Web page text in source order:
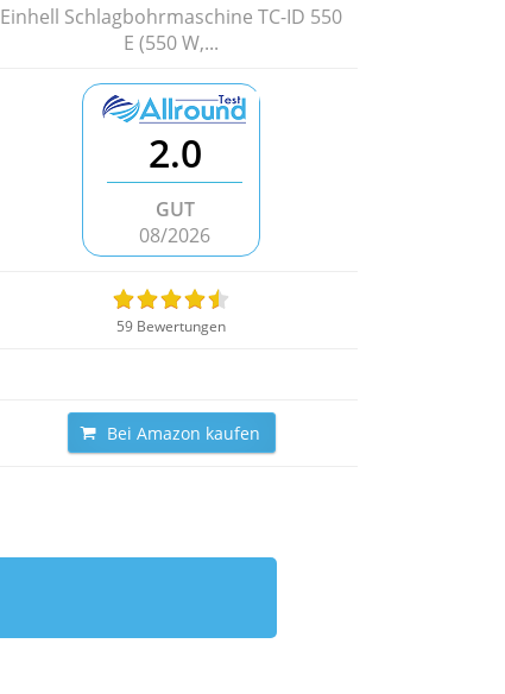
Einhell Schlagbohrmaschine TC-ID 550
E (550 W,...
2.0
GUT
08/2026
59 Bewertungen
Bei Amazon kaufen